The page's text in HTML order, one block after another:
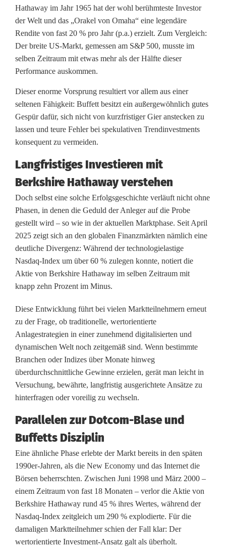
c
h
l
ä
g
t
K
u
r
z
f
r
i
s
t
g
k
e
i
t
:
W
a
s
A
n
l
Hathaway im Jahr 1965 hat der wohl berühmteste Investor
der Welt und das „Orakel von Omaha“ eine legendäre
Rendite von fast 20 % pro Jahr (p.a.) erzielt. Zum Vergleich:
Der breite US-Markt, gemessen am S&P 500, musste im
selben Zeitraum mit etwas mehr als der Hälfte dieser
Performance auskommen.
Dieser enorme Vorsprung resultiert vor allem aus einer
seltenen Fähigkeit: Buffett besitzt ein außergewöhnlich gutes
Gespür dafür, sich nicht von kurzfristiger Gier anstecken zu
lassen und teure Fehler bei spekulativen Trendinvestments
konsequent zu vermeiden.
Langfristiges Investieren mit
Berkshire Hathaway verstehen
Doch selbst eine solche Erfolgsgeschichte verläuft nicht ohne
Phasen, in denen die Geduld der Anleger auf die Probe
gestellt wird – so wie in der aktuellen Marktphase. Seit April
2025 zeigt sich an den globalen Finanzmärkten nämlich eine
deutliche Divergenz: Während der technologielastige
Nasdaq-Index um über 60 % zulegen konnte, notiert die
Aktie von Berkshire Hathaway im selben Zeitraum mit
knapp zehn Prozent im Minus.
Diese Entwicklung führt bei vielen Marktteilnehmern erneut
zu der Frage, ob traditionelle, wertorientierte
Anlagestrategien in einer zunehmend digitalisierten und
dynamischen Welt noch zeitgemäß sind. Wenn bestimmte
Branchen oder Indizes über Monate hinweg
überdurchschnittliche Gewinne erzielen, gerät man leicht in
Versuchung, bewährte, langfristig ausgerichtete Ansätze zu
hinterfragen oder voreilig zu wechseln.
Parallelen zur Dotcom-Blase und
Buffetts Disziplin
Eine ähnliche Phase erlebte der Markt bereits in den späten
1990er-Jahren, als die New Economy und das Internet die
Börsen beherrschten. Zwischen Juni 1998 und März 2000 –
einem Zeitraum von fast 18 Monaten – verlor die Aktie von
Berkshire Hathaway rund 45 % ihres Wertes, während der
Nasdaq-Index zeitgleich um 290 % explodierte. Für die
damaligen Marktteilnehmer schien der Fall klar: Der
wertorientierte Investment-Ansatz galt als überholt.